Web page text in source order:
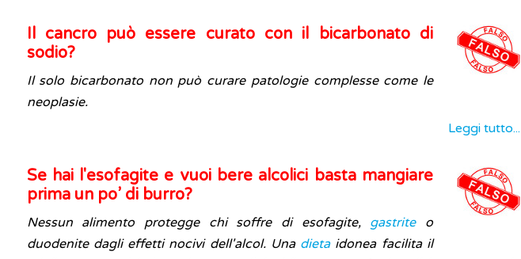
Il cancro può essere curato con il bicarbonato di
sodio?
Il solo bicarbonato non può curare patologie complesse come le
neoplasie.
Leggi tutto...
Se hai l'esofagite e vuoi bere alcolici basta mangiare
prima un po’ di burro?
Nessun alimento protegge chi soffre di esofagite, gastriteo
duodenite dagli effetti nocivi dell'alcol. Una dietaidonea facilita il